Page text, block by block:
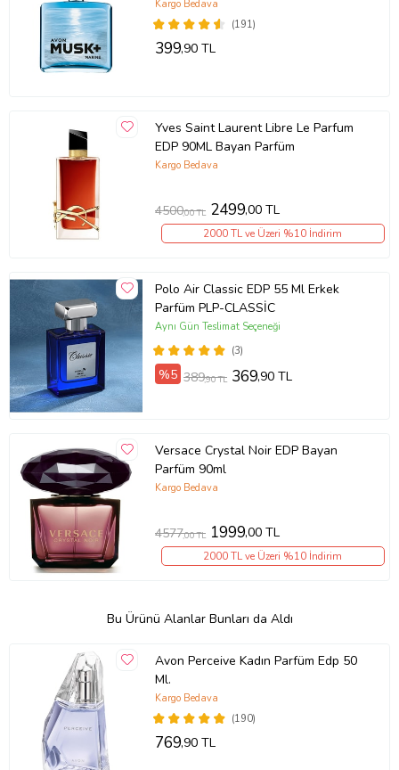
(191)
Kargo Bedava
399,90 TL
Yves Saint Laurent Libre Le Parfum
EDP 90ML Bayan Parfüm
Kargo Bedava
4500,00 TL 2499,00 TL
2000 TL ve Üzeri %10 İndirim
Polo Air Classic EDP 55 Ml Erkek
Parfüm PLP-CLASSİC
(3)
Aynı Gün Teslimat Seçeneği
%5 389,90 TL 369,90 TL
Versace Crystal Noir EDP Bayan
Parfüm 90ml
Kargo Bedava
4577,00 TL 1999,00 TL
2000 TL ve Üzeri %10 İndirim
Bu Ürünü Alanlar Bunları da Aldı
Avon Perceive Kadın Parfüm Edp 50
Ml.
(190)
Kargo Bedava
769,90 TL